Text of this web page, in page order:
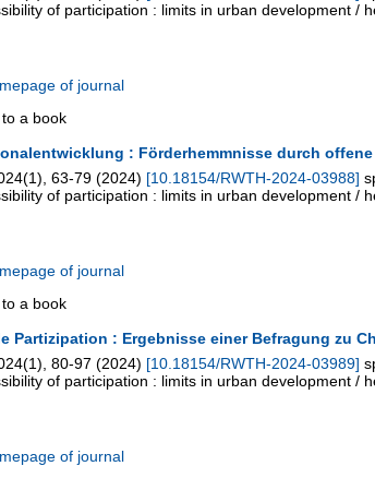
of participation : limits in urban development /
of journal
a book
: Förderhemmnisse durch
(1), 63-79 (2024) [10.18154/RWTH-2024-03988]
of participation : limits in urban development /
of journal
a book
Partizipation : Ergebnisse einer Befragung zu
(1), 80-97 (2024) [10.18154/RWTH-2024-03989]
of participation : limits in urban development /
of journal